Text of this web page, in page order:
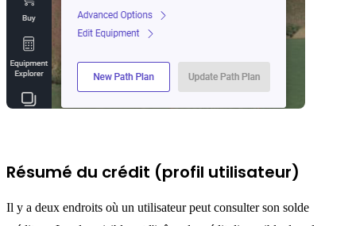
Résumé du crédit (profil utilisateur)
Il y a deux endroits où un utilisateur peut consulter son solde